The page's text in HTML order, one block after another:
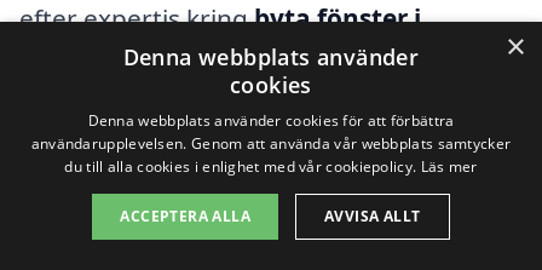
efter expertis kringbyta fönster i
, finns det flera alternativ i
olika offertförslag kan du hitta det bästa
erbjudandet som passar dina behov och
din budget.
×
Denna webbplats använder
cookies
Denna webbplats använder cookies för att förbättra
användarupplevelsen. Genom att använda vår webbplats samtycker
du till alla cookies i enlighet med vår cookiepolicy. Läs mer
ACCEPTERA ALLA AVVISA ALLT